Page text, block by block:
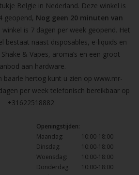
Belgie in Nederland. Deze winkel is
geopend, Nog geen 20 minuten van
winkel is 7 dagen per week geopend. Het
bestaat naast disposables, e-liquids en
& Vapes, aroma’s en een groot
aan hardware.
baarle hertog kunt u zien op www.mr-
per week telefonisch bereikbaar op
+31622518882
Openingstijden:
Maandag:
10:00-18:00
Dinsdag:
10:00-18:00
Woensdag:
10:00-18:00
Donderdag:
10:00-18:00